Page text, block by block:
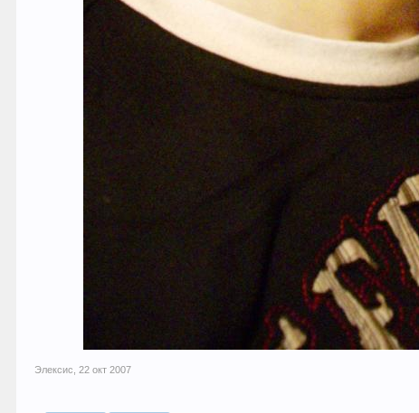
Элексис ,22 окт 2007